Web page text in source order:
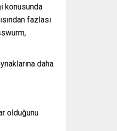
konusunda
fazlası
daha
olduğunu